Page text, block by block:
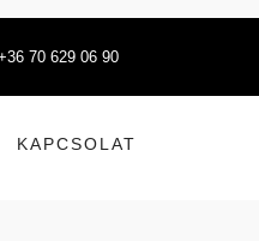
70 629 06 90
KAPCSOLAT